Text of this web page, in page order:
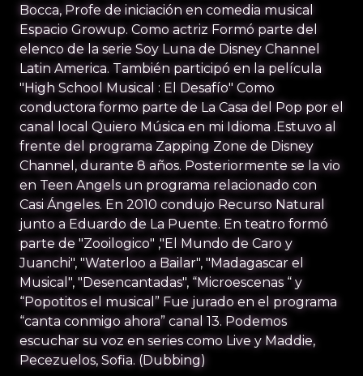
Bocca, Profe de iniciación en comedia musical
Espacio Growup. Como actriz Formó parte del
elenco de la serie Soy Luna de Disney Channel
Latin America. También participó en la película
"High School Musical : El Desafío" Como
conductora formo parte de La Casa del Pop por el
canal local Quiero Música en mi Idioma .Estuvo al
frente del programa Zapping Zone de Disney
Channel, durante 8 años. Posteriormente se la vio
en Teen Angels un programa relacionado con
Casi Ángeles. En 2010 condujo Recurso Natural
junto a Eduardo de La Puente. En teatro formó
parte de "Zooilogico" ,"El Mundo de Caro y
Juanchi", "Waterloo a Bailar", "Madagascar el
Musical", "Desencantadas", “Microescenas “ y
“Popotitos el musical” Fue jurado en el programa
“canta conmigo ahora” canal 13. Podemos
escuchar su voz en series como Live y Maddie,
Pecezuelos, Sofia. (Dubbing)